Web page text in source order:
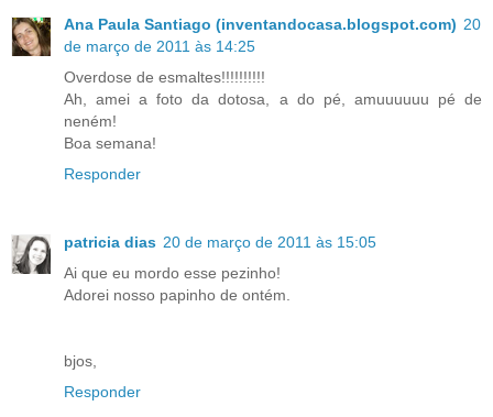
Ana Paula Santiago (inventandocasa.blogspot.com) 20
de março de 2011 às 14:25
Overdose de esmaltes!!!!!!!!!!
Ah, amei a foto da dotosa, a do pé, amuuuuuu pé de
neném!
Boa semana!
Responder
patricia dias 20 de março de 2011 às 15:05
Ai que eu mordo esse pezinho!
Adorei nosso papinho de ontém.
bjos,
Responder